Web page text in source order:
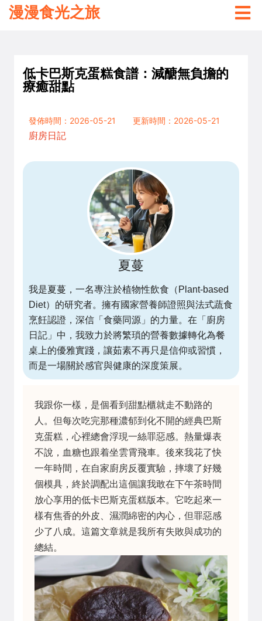
漫漫食光之旅
低卡巴斯克蛋糕食譜：減醣無負擔的
療癒甜點
發佈時間：2026-05-21
更新時間：2026-05-21
廚房日記
夏蔓
我是夏蔓，一名專注於植物性飲食（Plant-based
Diet）的研究者。擁有國家營養師證照與法式蔬食
烹飪認證，深信「食藥同源」的力量。在「廚房
日記」中，我致力於將繁瑣的營養數據轉化為餐
桌上的優雅實踐，讓茹素不再只是信仰或習慣，
而是一場關於感官與健康的深度策展。
我跟你一樣，是個看到甜點櫃就走不動路的
人。但每次吃完那種濃郁到化不開的經典巴斯
克蛋糕，心裡總會浮現一絲罪惡感。熱量爆表
不說，血糖也跟着坐雲霄飛車。後來我花了快
一年時間，在自家廚房反覆實驗，摔壞了好幾
個模具，終於調配出這個讓我敢在下午茶時間
放心享用的低卡巴斯克蛋糕版本。它吃起來一
樣有焦香的外皮、濕潤綿密的內心，但罪惡感
少了八成。這篇文章就是我所有失敗與成功的
總結。